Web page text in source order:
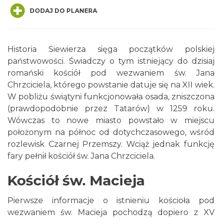
DODAJ DO PLANERA
Historia Siewierza sięga początków polskiej
państwowości. Świadczy o tym istniejący do dzisiaj
romański kościół pod wezwaniem św. Jana
Chrzciciela, którego powstanie datuje się na XII wiek.
W pobliżu świątyni funkcjonowała osada, zniszczona
(prawdopodobnie przez Tatarów) w 1259 roku.
Wówczas to nowe miasto powstało w miejscu
położonym na północ od dotychczasowego, wśród
rozlewisk Czarnej Przemszy. Wciąż jednak funkcję
fary pełnił kościół św. Jana Chrzciciela.
Kościół św. Macieja
Pierwsze informacje o istnieniu kościoła pod
wezwaniem św. Macieja pochodzą dopiero z XV